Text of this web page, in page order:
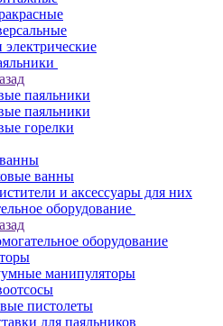
паяльники
паяльники
горелки
ванны
и аксессуары для них
оборудование
оборудование
манипуляторы
пистолеты
для паяльников